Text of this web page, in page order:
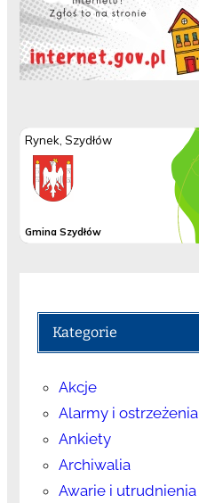
Kategorie
Akcje
Alarmy i ostrzeżenia
Ankiety
Archiwalia
Awarie i utrudnienia